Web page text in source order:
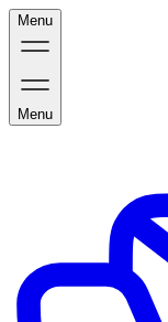
Menu
Menu